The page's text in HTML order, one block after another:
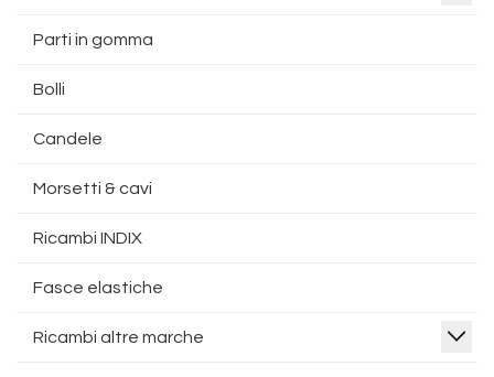
Parti in gomma
Bolli
Candele
Morsetti & cavi
Ricambi INDIX
Fasce elastiche
Ricambi altre marche